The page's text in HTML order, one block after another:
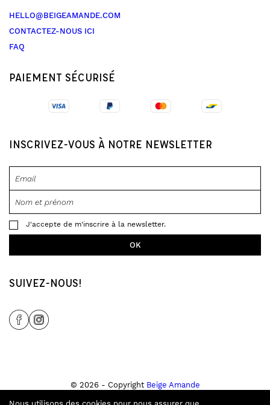
HELLO@BEIGEAMANDE.COM
CONTACTEZ-NOUS ICI
FAQ
PAIEMENT SÉCURISÉ
INSCRIVEZ-VOUS À NOTRE NEWSLETTER
J'accepte de m'inscrire à la newsletter.
SUIVEZ-NOUS!
Share Icon
Share Icon
© 2026 - Copyright Beige Amande